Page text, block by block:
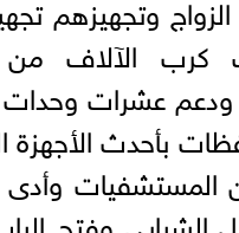
كرب الآلاف من
عشرات وحدات
بأحدث الأجهزة
المستشفيات وأدى
الشبابى وفتح